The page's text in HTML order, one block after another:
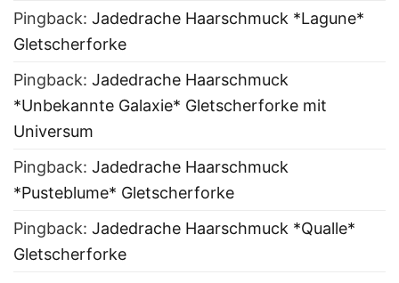
Pingback: Jadedrache Haarschmuck *Lagune*
Gletscherforke
Pingback: Jadedrache Haarschmuck
*Unbekannte Galaxie* Gletscherforke mit
Universum
Pingback: Jadedrache Haarschmuck
*Pusteblume* Gletscherforke
Pingback: Jadedrache Haarschmuck *Qualle*
Gletscherforke